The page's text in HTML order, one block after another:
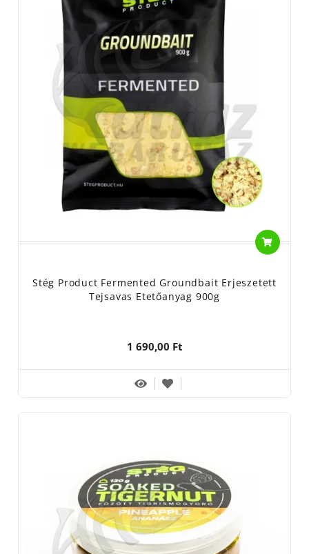
Stég Product Fermented Groundbait Erjeszetett
Tejsavas Etetőanyag 900g
1 690,00 Ft